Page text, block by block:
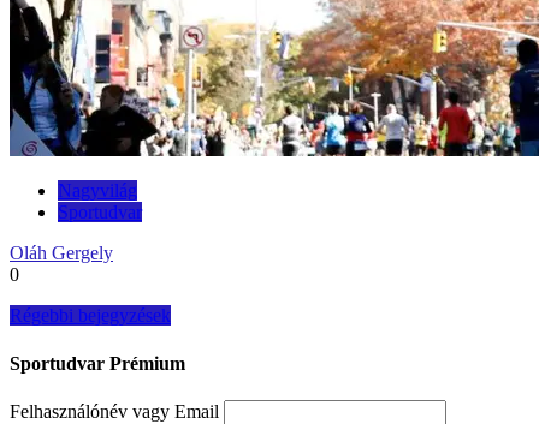
Nagyvilág
Sportudvar
Oláh Gergely
0
Bejegyzés
navigáció
Régebbi bejegyzések
Sportudvar Prémium
Felhasználónév vagy Email